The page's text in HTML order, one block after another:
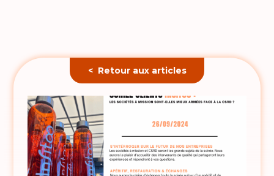
< Retour aux articles